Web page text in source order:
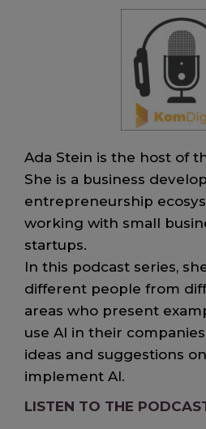
Ada Stein is the host of
She is a business
entrepreneurship
working with small
startups.
In this podcast series,
different people from
areas who present
use AI in their
ideas and suggestions
implement AI.
LISTEN TO THE